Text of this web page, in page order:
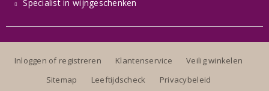
Specialist in wijngeschenken
Inloggen of registreren Klantenservice
Veilig winkelen
Sitemap
Leeftijdscheck Privacybeleid